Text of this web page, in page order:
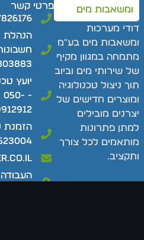
דודי מערכות
ומשאבות מים בע"מ
מתמחה במגוון מקיף
של שירותי מים וביוב
תוך ניצול טכנולוגיה
ומוצרים חדישים של
יצרנים מובילים
למתן פתרונות
מותאמים לכל צורך
ותקציב.
פרטי קשר
הנהלת
- 050-
הזמנת